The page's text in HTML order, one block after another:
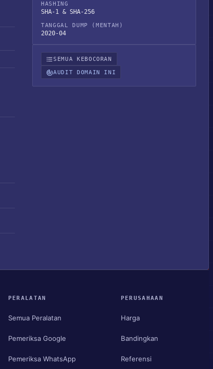
HASHING
SHA-1 & SHA-256
TANGGAL DUMP (MENTAH)
2020-04
SEMUA KEBOCORAN
AUDIT DOMAIN INI
PERALATAN
Semua Peralatan
Pemeriksa Google
Pemeriksa WhatsApp
PERUSAHAAN
Harga
Bandingkan
Referensi